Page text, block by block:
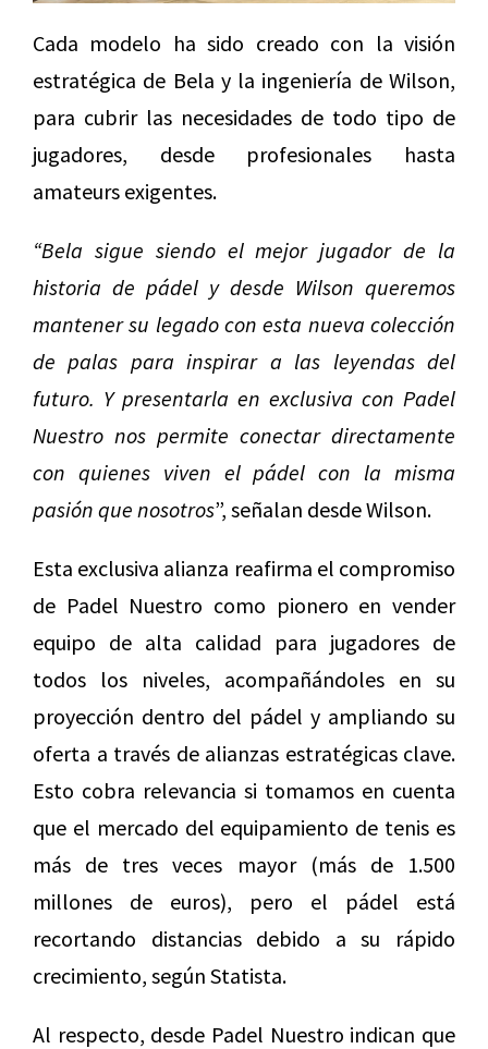
Cada modelo ha sido creado con la visión
estratégica de Bela y la ingeniería de Wilson,
para cubrir las necesidades de todo tipo de
jugadores, desde profesionales hasta
amateurs exigentes.
“Bela sigue siendo el mejor jugador de la
historia de pádel y desde Wilson queremos
mantener su legado con esta nueva colección
de palas para inspirar a las leyendas del
futuro. Y presentarla en exclusiva con Padel
Nuestro nos permite conectar directamente
con quienes viven el pádel con la misma
pasión que nosotros”, señalan desde Wilson.
Esta exclusiva alianza reafirma el compromiso
de Padel Nuestro como pionero en vender
equipo de alta calidad para jugadores de
todos los niveles, acompañándoles en su
proyección dentro del pádel y ampliando su
oferta a través de alianzas estratégicas clave.
Esto cobra relevancia si tomamos en cuenta
que el mercado del equipamiento de tenis es
más de tres veces mayor (más de 1.500
millones de euros), pero el pádel está
recortando distancias debido a su rápido
crecimiento, según Statista.
Al respecto, desde Padel Nuestro indican que